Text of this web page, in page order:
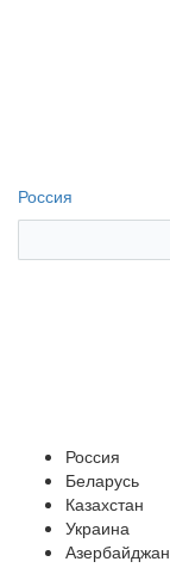
Россия
Россия
Беларусь
Казахстан
Украина
Азербайджан